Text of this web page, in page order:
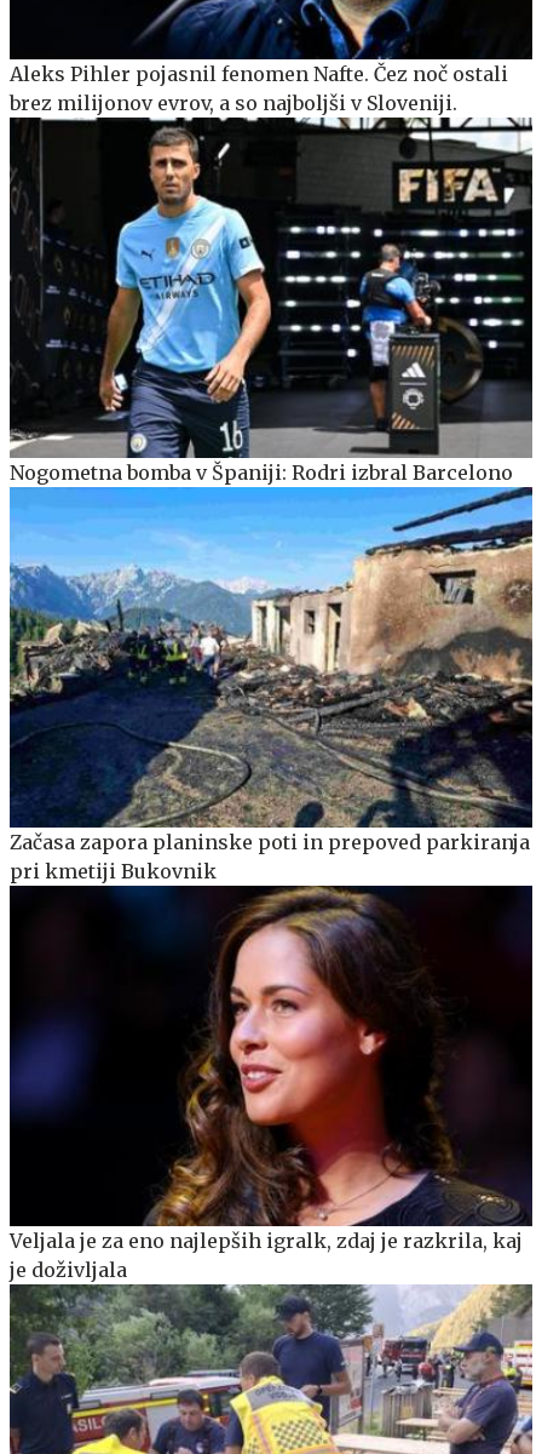
Aleks Pihler pojasnil fenomen Nafte. Čez noč ostali
brez milijonov evrov, a so najboljši v Sloveniji.
Nogometna bomba v Španiji: Rodri izbral Barcelono
Začasa zapora planinske poti in prepoved parkiranja
pri kmetiji Bukovnik
Veljala je za eno najlepših igralk, zdaj je razkrila, kaj
je doživljala